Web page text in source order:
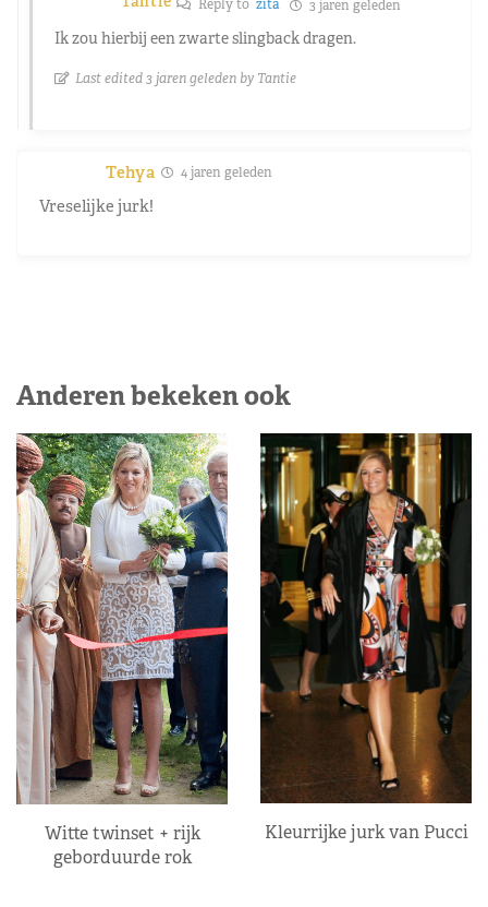
Reply tozita 3 jaren geleden
Ik zou hierbij een zwarte slingback dragen.
Last edited 3 jaren geleden by Tantie
Tehya 4 jaren geleden
Vreselijke jurk!
Anderen bekeken ook
Witte twinset + rijk
geborduurde rok
Kleurrijke jurk van Pucci